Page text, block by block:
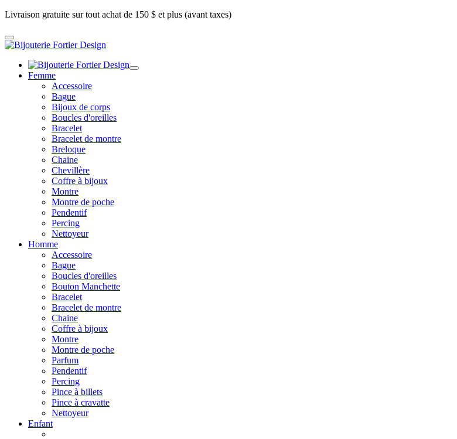
Livraison gratuite sur tout achat de 150 $ et plus (avant taxes)
Femme
Accessoire
Bague
Bijoux de corps
Boucles d'oreilles
Bracelet
Bracelet de montre
Breloque
Chaine
Chevillère
Coffre à bijoux
Montre
Montre de poche
Pendentif
Percing
Nettoyeur
Homme
Accessoire
Bague
Boucles d'oreilles
Bouton Manchette
Bracelet
Bracelet de montre
Chaine
Coffre à bijoux
Montre
Montre de poche
Parfum
Pendentif
Percing
Pince à billets
Pince à cravatte
Nettoyeur
Enfant